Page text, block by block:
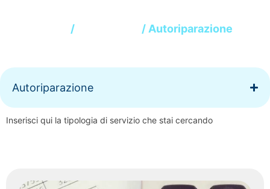
/ / Autoriparazione
Autoriparazione
Inserisci qui la tipologia di servizio che stai cercando